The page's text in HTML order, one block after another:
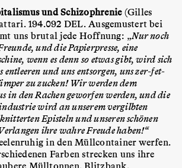
und Schizophrenie(Gilles
194.092 DEL. Ausgemustert bei
uns brutal jede Hoffnung: „ Nur noch
und die Papierpresse, eine
wenn es denn so etwas gibt, wird sich
entleeren und uns entsorgen, uns zer-fet-
zu zucken! Wir werden dem
in den Rachen geworfen werden, und die
wird an unserem vergilbten
Episteln und unseren schönen
ihre wahre Freude haben!“
in den Müllcontainer werfen.
Farben strecken uns ihre
Mülltonnen. Blitzbank.